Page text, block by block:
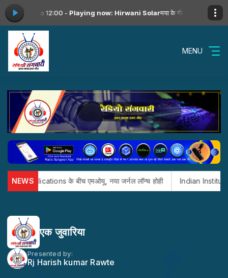
09:00 to 12:00 - Playing now: Hirwani Solarमया के गीत with Radio
MENU
NEWS
Publications के बीच एमओयू, नया जर्नल लॉन्च होही Indian Institute of
एक जुवारिया
Presented by:
Rj Harish kumar Rawte